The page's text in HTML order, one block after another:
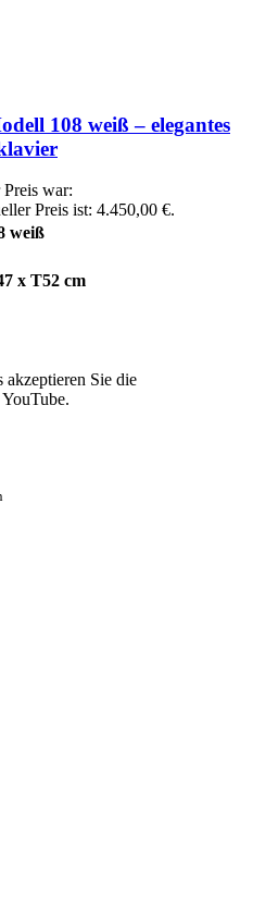
108 weiß – elegantes
war:
Preis ist: 4.450,00 €.
weiß
x T52 cm
Sie die